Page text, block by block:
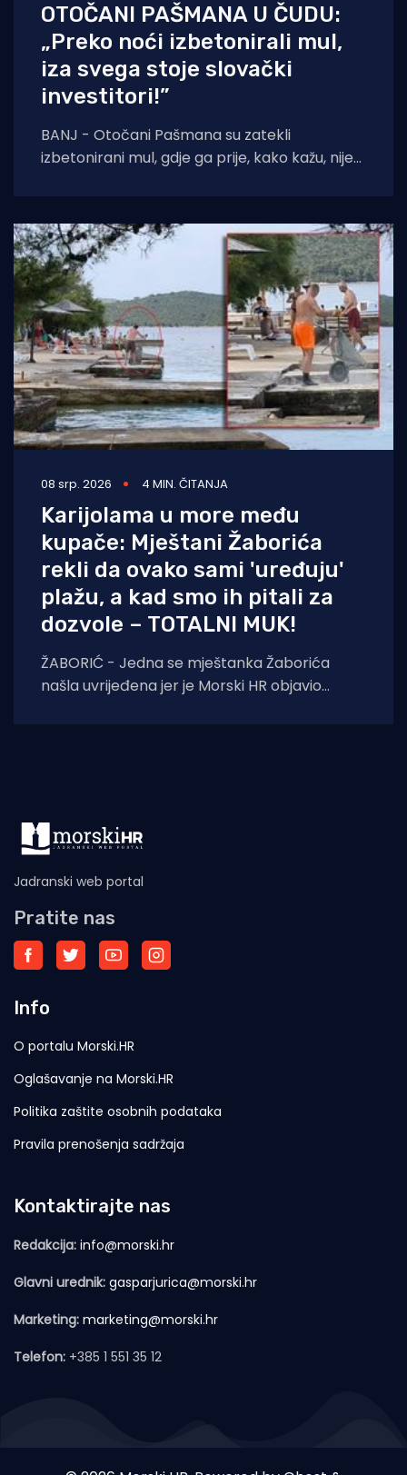
OTOČANI PAŠMANA U ČUDU:
„Preko noći izbetonirali mul,
iza svega stoje slovački
investitori!”
BANJ - Otočani Pašmana su zatekli
izbetonirani mul, gdje ga prije, kako kažu, nije
08 srp. 2026 4 MIN. ČITANJA
Karijolama u more među
kupače: Mještani Žaborića
rekli da ovako sami 'uređuju'
plažu, a kad smo ih pitali za
dozvole – TOTALNI MUK!
ŽABORIĆ - Jedna se mještanka Žaborića
našla uvrijeđena jer je Morski HR objavio
Jadranski web portal
Pratite nas
Info
O portalu Morski.HR
Oglašavanje na Morski.HR
Politika zaštite osobnih podataka
Pravila prenošenja sadržaja
Kontaktirajte nas
Redakcija: info@morski.hr
Glavni urednik: gasparjurica@morski.hr
Marketing: marketing@morski.hr
Telefon: +385 1 551 35 12